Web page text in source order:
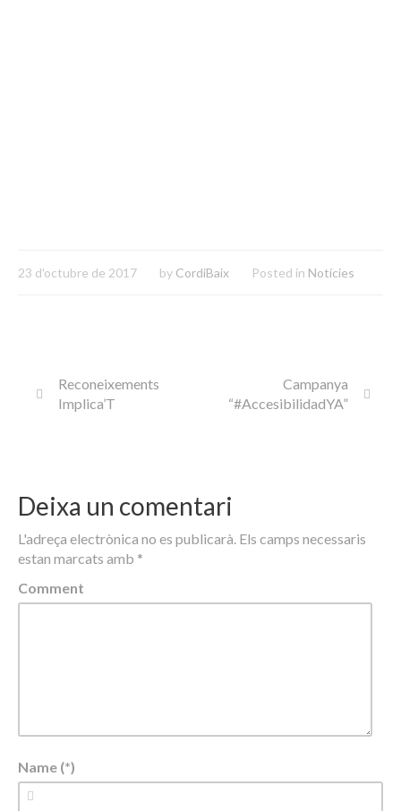
23 d'octubre de 2017 by CordiBaix Posted in Notícies
Reconeixements
Implica’T
Campanya
“#AccesibilidadYA”
Deixa un comentari
L'adreça electrònica no es publicarà. Els camps necessaris
estan marcats amb *
Comment
Name (*)